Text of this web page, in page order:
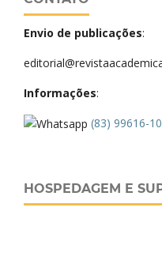
Envio de publicações:
Informações:
(83) 99616-
HOSPEDAGEM E